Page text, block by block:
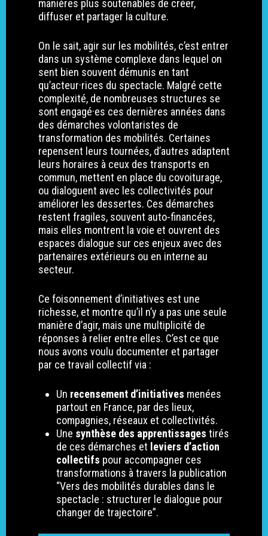
manières plus soutenables de créer,
diffuser et partager la culture.
On le sait, agir sur les mobilités, c’est entrer
dans un système complexe dans lequel on
sent bien souvent démunis en tant
qu’acteur·rices du spectacle. Malgré cette
complexité, de nombreuses structures se
sont engagé·es ces dernières années dans
des démarches volontaristes de
transformation des mobilités. Certaines
repensent leurs tournées, d’autres adaptent
leurs horaires à ceux des transports en
commun, mettent en place du covoiturage,
ou dialoguent avec les collectivités pour
améliorer les dessertes. Ces démarches
restent fragiles, souvent auto-financées,
mais elles montrent la voie et ouvrent des
espaces dialogue sur ces enjeux avec des
partenaires extérieurs ou en interne au
secteur.
Ce foisonnement d’initiatives est une
richesse, et montre qu’il n’y a pas une seule
manière d’agir, mais une multiplicité de
réponses à relier entre elles. C’est ce que
nous avons voulu documenter et partager
par ce travail collectif via :
Un recensement d’initiatives menées
partout en France, par des lieux,
compagnies, réseaux et collectivités.
Une synthèse des apprentissages tirés
de ces démarches et leviers d’action
collectifs pour accompagner ces
transformations à travers la publication
“Vers des mobilités durables dans le
spectacle : structurer le dialogue pour
changer de trajectoire”.
Contributions et
recommandations
Accompagnement des
adhérent·es
International
Écologie
Ressources – Égalité
Femmes-Hommes-X
Ressources – Écologie